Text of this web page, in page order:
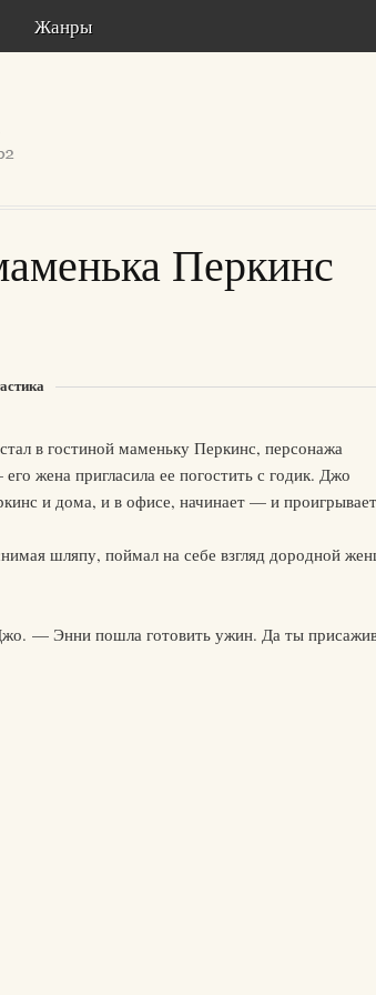
Жанры
Перкинс
в гостиной маменьку Перкинс, персонажа
жена пригласила ее погостить с годик. Джо
и дома, и в офисе, начинает — и
шляпу, поймал на себе взгляд дородной
— Энни пошла готовить ужин. Да ты